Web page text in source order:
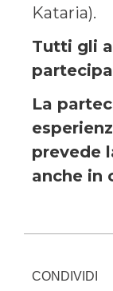
Kataria).
Tutti gli
La
prevede
anche in
CONDIVIDI